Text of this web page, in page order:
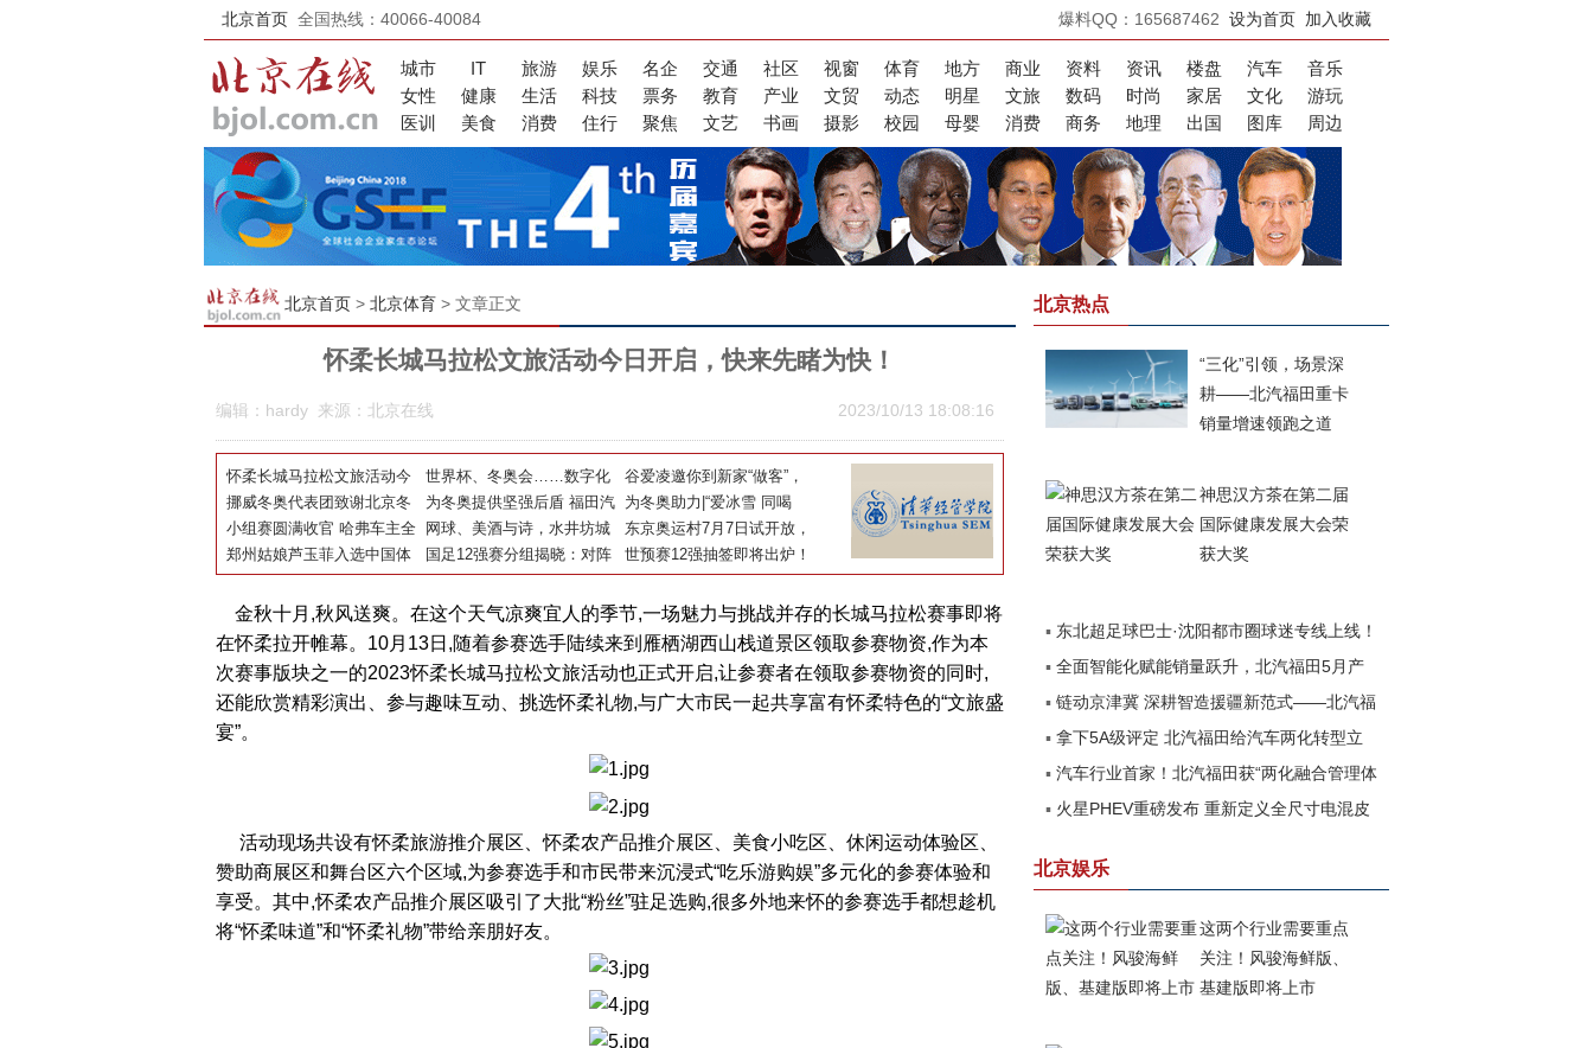
爆料QQ：165687462 设为首页 加入收藏
北京首页 全国热线：40066-40084
城市 IT 旅游 娱乐 名企 交通 社区 视窗 体育 地方 商业 资料 资讯 楼盘 汽车
音乐
女性
健康 生活 科技 票务 教育 产业 文贸 动态 明星 文旅 数码 时尚 家居 文化
游玩
医训
美食 消费 住行 聚焦 文艺 书画 摄影 校园 母婴 消费 商务 地理 出国 图库 周边
北京热点
“三化”引领，场景深
耕——北汽福田重卡
销量增速领跑之道
神思汉方茶在第二届
国际健康发展大会荣
获大奖
▪ 东北超足球巴士·沈阳都市圈球迷专线上线！
北汽福田助力书写文体旅融合新篇章
▪ 全面智能化赋能销量跃升，北汽福田5月产
销再攀高峰
▪ 链动京津冀 深耕智造援疆新范式——北汽福
田以新质生产力赋能边疆高质量发展
▪ 拿下5A级评定 北汽福田给汽车两化转型立
了一把尺
▪ 汽车行业首家！北汽福田获“两化融合管理体
系”与 “数字化转型管理体系”5A级评定
▪ 火星PHEV重磅发布 重新定义全尺寸电混皮
北京娱乐
这两个行业需要重点
关注！风骏海鲜版、
基建版即将上市
北京首页> 北京体育> 文章正文
怀柔长城马拉松文旅活动今日开启，快来先睹为快！
2023/10/13 18:08:16
编辑：hardy 来源：北京在线
怀柔长城马拉松文旅活动今
日开启，快来先睹为快！
世界杯、冬奥会……数字化
如何改变人们的观赛体验？
谷爱凌邀你到新家“做客”，
零距离解锁天才少女的成长
秘密
挪威冬奥代表团致谢北京冬
奥交通保障团队 福田汽车万
无一失助力冬奥精彩
为冬奥提供坚强后盾 福田汽
车携手合作伙伴确保“冬奥物
流”畅通
为冬奥助力|“爱冰雪 同喝
彩”主题活动走进自贡
小组赛圆满收官 哈弗车主全
国篮球联赛战况火爆
网球、美酒与诗，水井坊城
市网球赛收官战成为文化盛
宴
东京奥运村7月7日试开放，
运动员将于13日正式入住
郑州姑娘芦玉菲入选中国体
操女队东京奥运会参赛阵容
国足12强赛分组揭晓：对阵
日本越南阿曼沙特澳大利亚
世预赛12强抽签即将出炉！
日媒：希望避开中国队，他
们归化太强了
金秋十月,秋风送爽。在这个天气凉爽宜人的季节,一场魅力与挑战并存的长城马拉松赛事即将
在怀柔拉开帷幕。10月13日,随着参赛选手陆续来到雁栖湖西山栈道景区领取参赛物资,作为本
次赛事版块之一的2023怀柔长城马拉松文旅活动也正式开启,让参赛者在领取参赛物资的同时,
还能欣赏精彩演出、参与趣味互动、挑选怀柔礼物,与广大市民一起共享富有怀柔特色的“文旅盛
宴”。
活动现场共设有怀柔旅游推介展区、怀柔农产品推介展区、美食小吃区、休闲运动体验区、
赞助商展区和舞台区六个区域,为参赛选手和市民带来沉浸式“吃乐游购娱”多元化的参赛体验和
享受。其中,怀柔农产品推介展区吸引了大批“粉丝”驻足选购,很多外地来怀的参赛选手都想趁机
将“怀柔味道”和“怀柔礼物”带给亲朋好友。